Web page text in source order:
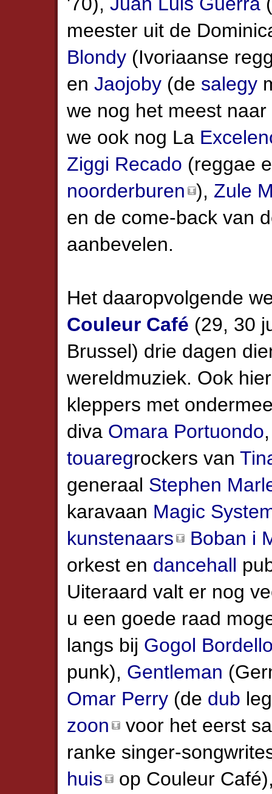
meester uit de
Blondy (Ivoriaanse
en Jaojoby (de salegy
we nog het meest
we ook nog La
Ziggi Recado (reggae
noorderburen ), Zule
en de come-back van
aanbevelen.
Het daaropvolgende
Couleur Café (29, 30
Brussel) drie dagen
wereld­muziek. Ook
kleppers met
diva Omara Portuondo
touaregrockers van
generaal Stephen
karavaan Magic
kunstenaars
Boban i
orkest en dancehall
Uiteraard valt er nog
u een goede raad
langs bij Gogol
punk), Gentleman
Omar Perry (de dub
zoon
voor het eerst
ranke singer-
huis
op Couleur